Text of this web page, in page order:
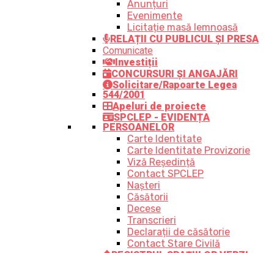
Anunțuri
Evenimente
Licitație masă lemnoasă
RELAȚII CU PUBLICUL ȘI PRESA
Comunicate
Investiții
CONCURSURI ȘI ANGAJĂRI
Solicitare/Rapoarte Legea
544/2001
Apeluri de proiecte
SPCLEP - EVIDENȚA
PERSOANELOR
Carte Identitate
Carte Identitate Provizorie
Viză Reședință
Contact SPCLEP
Nașteri
Căsătorii
Decese
Transcrieri
Declarații de căsătorie
Contact Stare Civilă